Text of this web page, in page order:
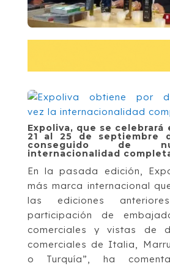
Expoliva, que se celebrará
21 al 25 de septiembre
conseguido de
internacionalidad
En la pasada edición,
más marca internacional
las ediciones
participación de
comerciales y vistas de
comerciales de Italia,
o Turquía”, ha